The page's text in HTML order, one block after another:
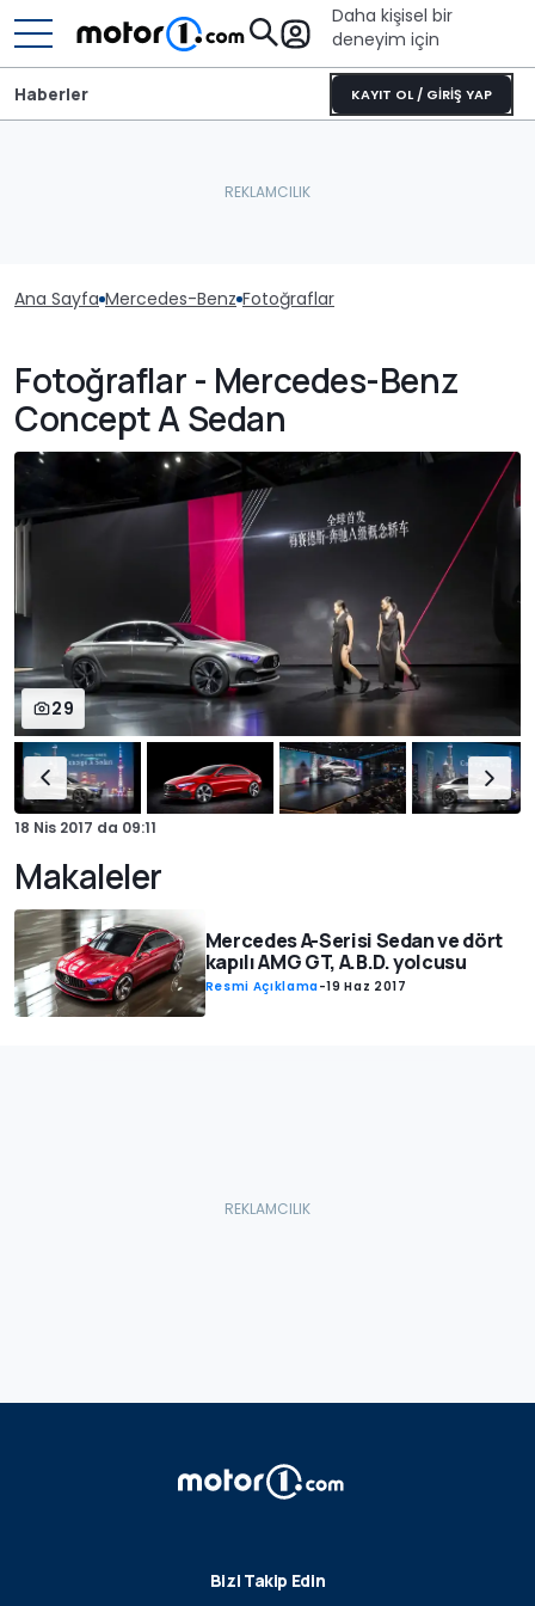
Daha kişisel bir
deneyim için
KAYIT OL / GİRİŞ YAP
Haberler
Ana Sayfa Mercedes-Benz Fotoğraflar
Fotoğraflar - Mercedes-Benz
Concept A Sedan
29
18 Nis 2017 da 09:11
Makaleler
Mercedes A-Serisi Sedan ve dört
kapılı AMG GT, A.B.D. yolcusu
Resmi Açıklama-19 Haz 2017
Bizi Takip Edin